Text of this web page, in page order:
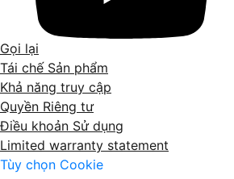
Gọi lại
Tái chế Sản phẩm
Khả năng truy cập
Quyền Riêng tư
Điều khoản Sử dụng
Limited warranty statement
Tùy chọn Cookie